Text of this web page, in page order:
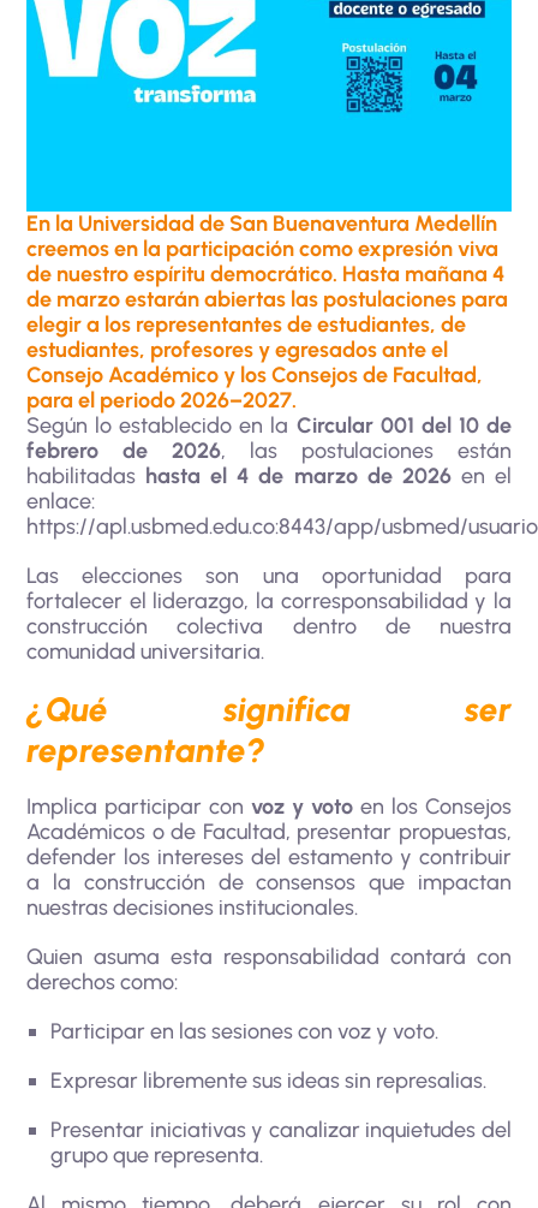
En la Universidad de San Buenaventura Medellín
creemos en la participación como expresión viva
de nuestro espíritu democrático. Hasta mañana 4
de marzo estarán abiertas las postulaciones para
elegir a los representantes de estudiantes, de
estudiantes, profesores y egresados ante el
Consejo Académico y los Consejos de Facultad,
para el periodo 2026–2027.
Según lo establecido en la Circular 001 del 10 de
febrero de 2026, las postulaciones están
habilitadas hasta el 4 de marzo de 2026en el
enlace:
https://apl.usbmed.edu.co:8443/app/usbmed/
Las elecciones son una oportunidad para
fortalecer el liderazgo, la corresponsabilidad y la
construcción colectiva dentro de nuestra
comunidad universitaria.
¿Qué significa ser
representante?
Implica participar convoz y votoen los Consejos
Académicos o de Facultad, presentar propuestas,
defender los intereses del estamento y contribuir
a la construcción de consensos que impactan
nuestras decisiones institucionales.
Quien asuma esta responsabilidad contará con
derechos como:
Participar en las sesiones con voz y voto.
Expresar libremente sus ideas sin represalias.
Presentar iniciativas y canalizar inquietudes del
grupo que representa.